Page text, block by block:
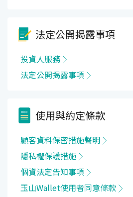
法定公開揭露事項
投資人服務
法定公開揭露事項
使用與約定條款
顧客資料保密措施聲明
隱私權保護措施
個資法定告知事項
玉山Wallet使用者同意條款